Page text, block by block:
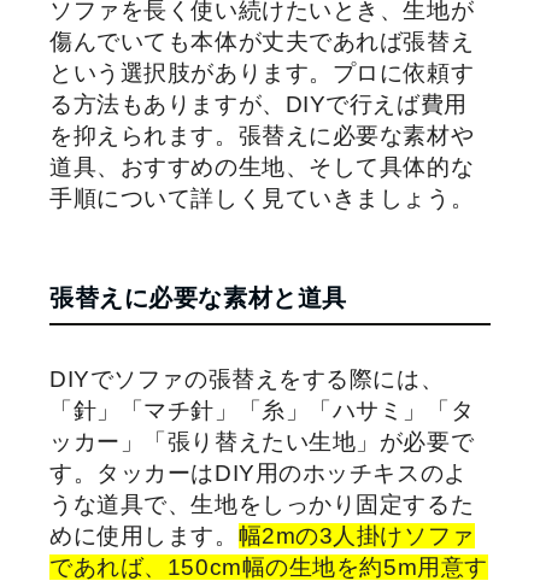
ソファを長く使い続けたいとき、生地が
傷んでいても本体が丈夫であれば張替え
という選択肢があります。プロに依頼す
る方法もありますが、DIYで行えば費用
を抑えられます。張替えに必要な素材や
道具、おすすめの生地、そして具体的な
手順について詳しく見ていきましょう。
張替えに必要な素材と道具
DIYでソファの張替えをする際には、
「針」「マチ針」「糸」「ハサミ」「タ
ッカー」「張り替えたい生地」が必要で
す。タッカーはDIY用のホッチキスのよ
うな道具で、生地をしっかり固定するた
めに使用します。 幅2mの3人掛けソファ
であれば、150cm幅の生地を約5m用意す